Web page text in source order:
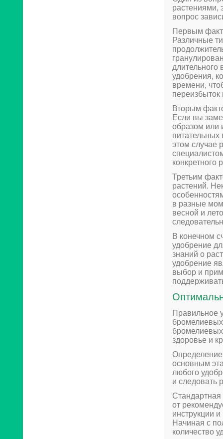
растениями,
вопрос
Первым
Различные
длительного
удобрения,
времени,
переизбыток
Вторым
Если вы
образом или
этом случае
конкретного
Третьим
растений.
в разные
весной и
В конечном
удобрение
знаний о
удобрение
выбор и
Правильное
бромелиевых
здоровье и
основным
любого
и следовать
Стандартная
от
инструкции
Начиная с
количество